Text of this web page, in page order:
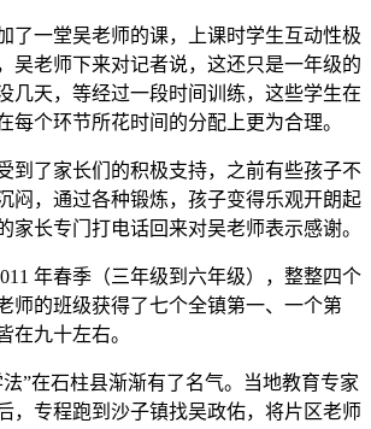
了一堂吴老师的课，上课时学生互动性极
吴老师下来对记者说，这还只是一年级的
几天，等经过一段时间训练，这些学生在
每个环节所花时间的分配上更为合理。
到了家长们的积极支持，之前有些孩子不
闷，通过各种锻炼，孩子变得乐观开朗起
家长专门打电话回来对吴老师表示感谢。
年春季（三年级到六年级），整整四个
师的班级获得了七个全镇第一、一个第
在九十左右。
”在石柱县渐渐有了名气。当地教育专家
，专程跑到沙子镇找吴政佑，将片区老师